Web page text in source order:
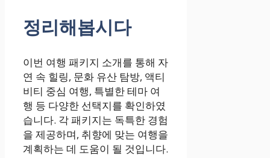
정리해봅시다
이번 여행 패키지 소개를 통해 자
연 속 힐링, 문화 유산 탐방, 액티
비티 중심 여행, 특별한 테마 여
행 등 다양한 선택지를 확인하였
습니다. 각 패키지는 독특한 경험
을 제공하며, 취향에 맞는 여행을
계획하는 데 도움이 될 것입니다.